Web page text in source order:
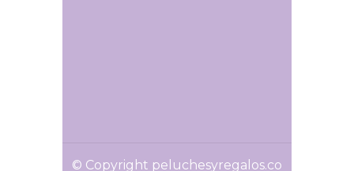
© Copyright peluchesyregalos.co